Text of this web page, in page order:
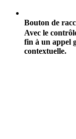
Bouton de
Avec le
fin à un appel
contextuelle.